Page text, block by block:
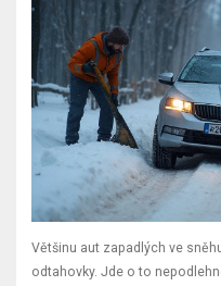
Většinu aut zapadlých ve
odtahovky. Jde o to